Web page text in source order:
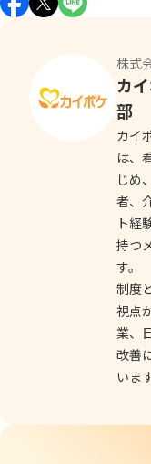
株式
カ
部
カイ
は、
じめ
者、
ト経
持つ
す。
制度
視点
業、
改善
います